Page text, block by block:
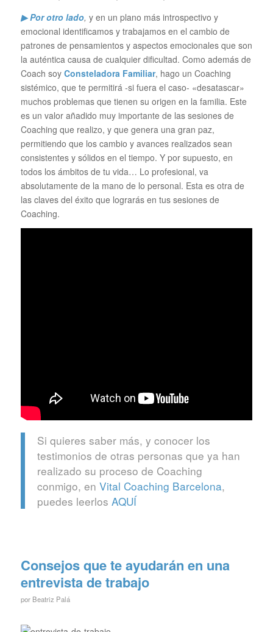
▶ Por otro lado, y en un plano más introspectivo y
emocional identificamos y trabajamos en el cambio de
patrones de pensamientos y aspectos emocionales que son
la auténtica causa de cualquier dificultad. Como además de
Coach soy Consteladora Familiar, hago un Coaching
sistémico, que te permitirá -si fuera el caso- «desatascar»
muchos problemas que tienen su origen en la familia. Este
es un valor añadido muy importante de las sesiones de
Coaching que realizo, y que genera una gran paz,
permitiendo que los cambio y avances realizados sean
consistentes y sólidos en el tiempo. Y por supuesto, en
todos los ámbitos de tu vida… Lo profesional, va
absolutamente de la mano de lo personal. Esta es otra de
las claves del éxito que lograrás en tus sesiones de
Coaching.
Si quieres saber más, y conocer los
testimonios de otras personas que ya han
realizado su proceso de Coaching
conmigo, en Vital Coaching Barcelona,
puedes leerlos AQUÍ
Consejos que te ayudarán en una
entrevista de trabajo
por Beatriz Palá